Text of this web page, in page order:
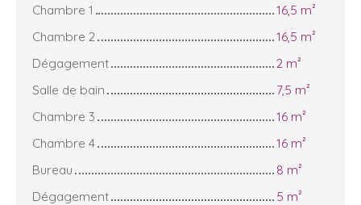
Chambre 1
16,5 m²
Chambre 2
16,5 m²
Dégagement
2 m²
Salle de bain
7,5 m²
Chambre 3
16 m²
Chambre 4
16 m²
Bureau
8 m²
Dégagement
5 m²